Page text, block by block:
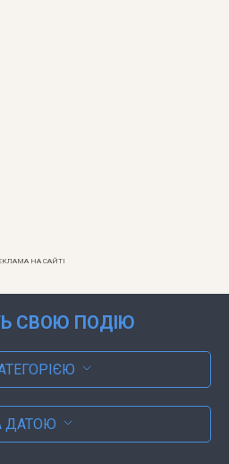
НА САЙТІ
СВОЮ ПОДІЮ
ДАТОЮ